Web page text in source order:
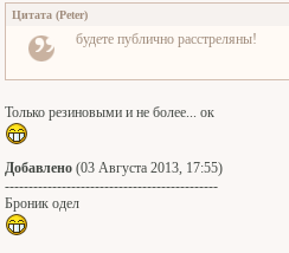
Цитата (Peter)
будете публично расстреляны!
Только резиновыми и не более... ок
Добавлено (03 Августа 2013, 17:55)
---------------------------------------------
Броник одел